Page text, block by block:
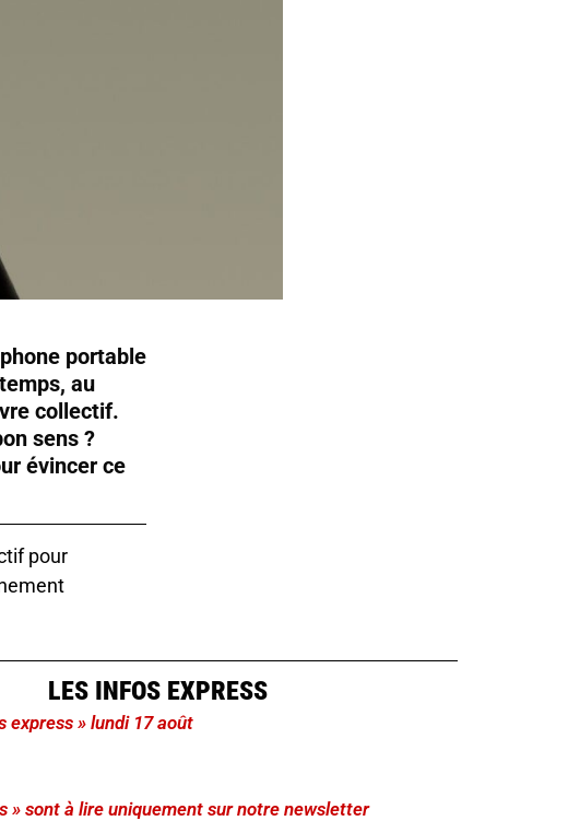
portable
au
collectif.
sens ?
évincer ce
pour
LES INFOS EXPRESS
express » lundi 17 août
» sont à lire uniquement sur notre newsletter